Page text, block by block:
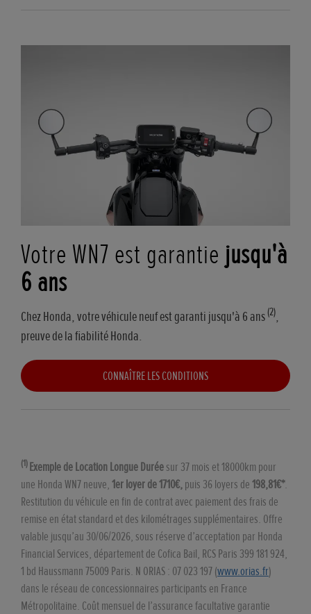
Votre WN7 est garantie jusqu'à
6 ans
Chez Honda, votre véhicule neuf est garanti jusqu'à 6 ans (2),
preuve de la fiabilité Honda.
CONNAÎTRE LES CONDITIONS
(1)Exemple de Location Longue Duréesur 37 mois et 18000km pour
une Honda WN7 neuve,1er loyer de 1710€,puis 36 loyers de198,81€*.
Restitution du véhicule en fin de contrat avec paiement des frais de
remise en état standard et des kilométrages supplémentaires. Offre
valable jusqu’au 30/06/2026, sous réserve d’acceptation par Honda
Financial Services, département de Cofica Bail, RCS Paris 399 181 924,
1 bd Haussmann 75009 Paris. N ORIAS : 07 023 197 (www.orias.fr)
dans le réseau de concessionnaires participants en France
Métropolitaine. Coût mensuel de l’assurance facultative garantie